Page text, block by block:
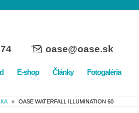
oase@oase.sk
E-shop Články Fotogaléria
» OASE WATERFALL ILLUMINATION 60